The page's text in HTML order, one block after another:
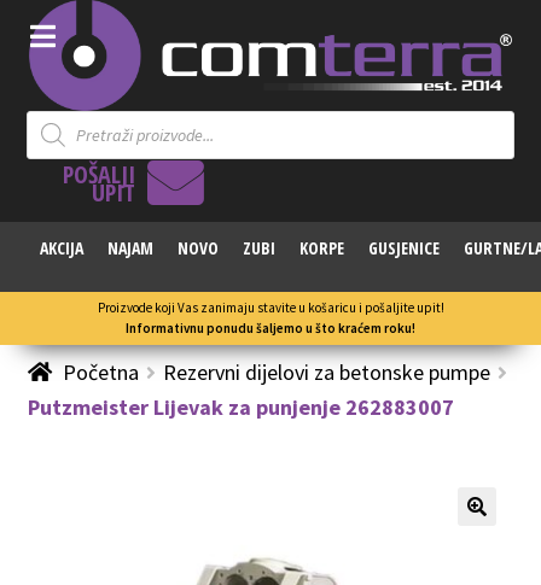
Products
search
POŠALJI
UPIT
AKCIJA NAJAM NOVO ZUBI KORPE GUSJENICE GURTNE/
Proizvode koji Vas zanimaju stavite u košaricu i pošaljite upit!
Informativnu ponudu šaljemo u što kraćem roku!
Početna
Rezervni dijelovi za betonske pumpe
Putzmeister Lijevak za punjenje 262883007